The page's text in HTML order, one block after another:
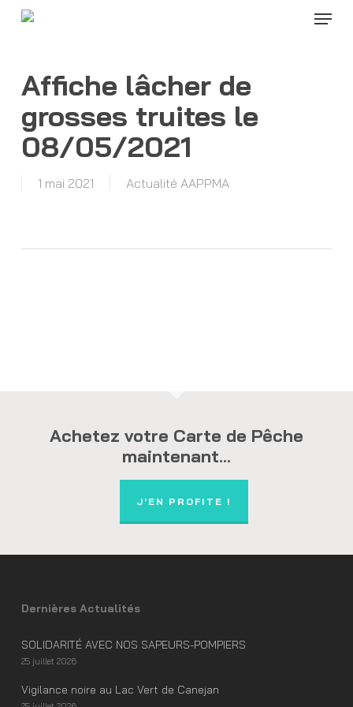
Menu
Affiche lâcher de
grosses truites le
08/05/2021
1 mai 2021 Actualité AAPPMA
Achetez votre Carte de Pêche
maintenant...
J'EN PROFITE !
Dernières Actualités
SOLIDARITÉ AVEC NOS SAPEURS-POMPIERS
25 juillet 2026
Vigilance noire au Lac Vert de Canejan